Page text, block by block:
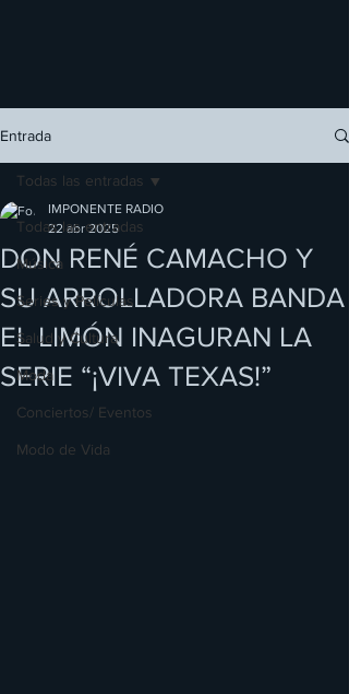
Entrada
Todas las entradas
Música
Series y Películas
Salud y Cultura
Moda
Conciertos/ Eventos
Modo de Vida
Todas las entradas
DON RENÉ CAMACHO Y
SU ARROLLADORA BANDA
EL LIMÓN INAGURAN LA
SERIE “¡VIVA TEXAS!”
IMPONENTE RADIO
22 abr 2025